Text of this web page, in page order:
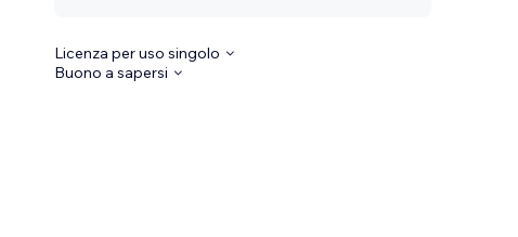
Licenza per uso singolo
Buono a sapersi